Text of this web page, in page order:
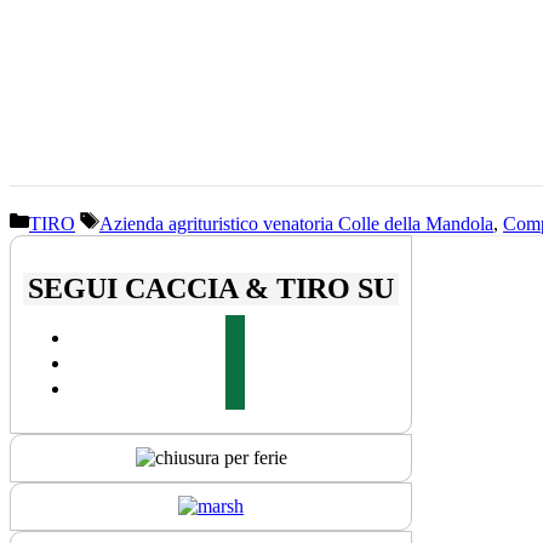
Categorie
TIRO Tag
Azienda agrituristico venatoria Colle della Mandola,
SEGUI CACCIA & TIRO SU